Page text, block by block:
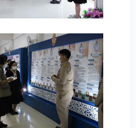
73